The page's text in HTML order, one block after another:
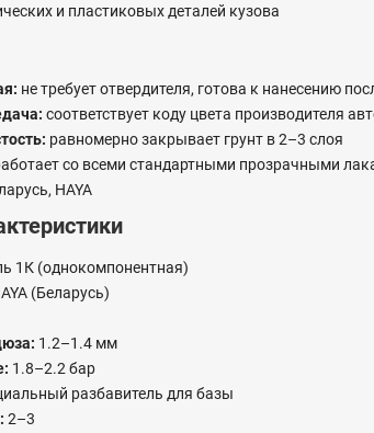
и пластиковых деталей кузова
не требует отвердителя, готова к нанесению
соответствует коду цвета производителя
равномерно закрывает грунт в 2–3 слоя
со всеми стандартными прозрачными
HAYA
1К (однокомпонентная)
(Беларусь)
1.2–1.4 мм
1.8–2.2 бар
разбавитель для базы
2–3